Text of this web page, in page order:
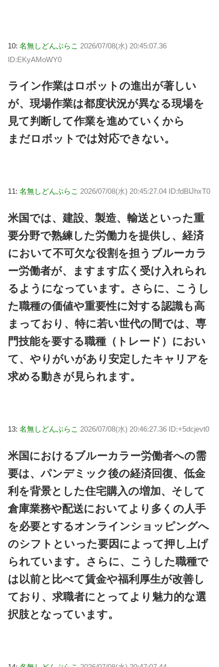
10: 名無しどんぶらこ 2026/07/08(水) 20:45:07.36
ID:EKyAMoWY0
ライン作業はロボットの進出が著しい
が、現場作業は都度状況が異なる現場を
見て判断して作業を進めていくから
まだロボットでは対応できない。
11: 名無しどんぶらこ 2026/07/08(水) 20:45:27.04 ID:fdBlJhxT0
米国では、建設、製造、輸送といった重
要分野で熟練した労働力を提供し、経済
において不可欠な役割を担うブルーカラ
ー労働者が、ますます広く受け入れられ
るようになっています。さらに、こうし
た職種の価値や重要性に対する認識も高
まっており、特に若い世代の間では、専
門技能を要する職種（トレード）におい
て、やりがいがあり安定したキャリアを
求める動きが見られます。
13: 名無しどんぶらこ 2026/07/08(水) 20:46:27.36 ID:+5dcjevt0
米国におけるブルーカラー労働者への需
要は、パンデミック後の経済回復、低金
利を背景とした住宅購入の増加、そして
倉庫業務や配送においてより多くの人手
を必要とするオンラインショッピングへ
のシフトといった要因によって押し上げ
られています。さらに、こうした職種で
は以前と比べて賃金や福利厚生が改善し
ており、求職者にとってより魅力的な選
択肢となっています。